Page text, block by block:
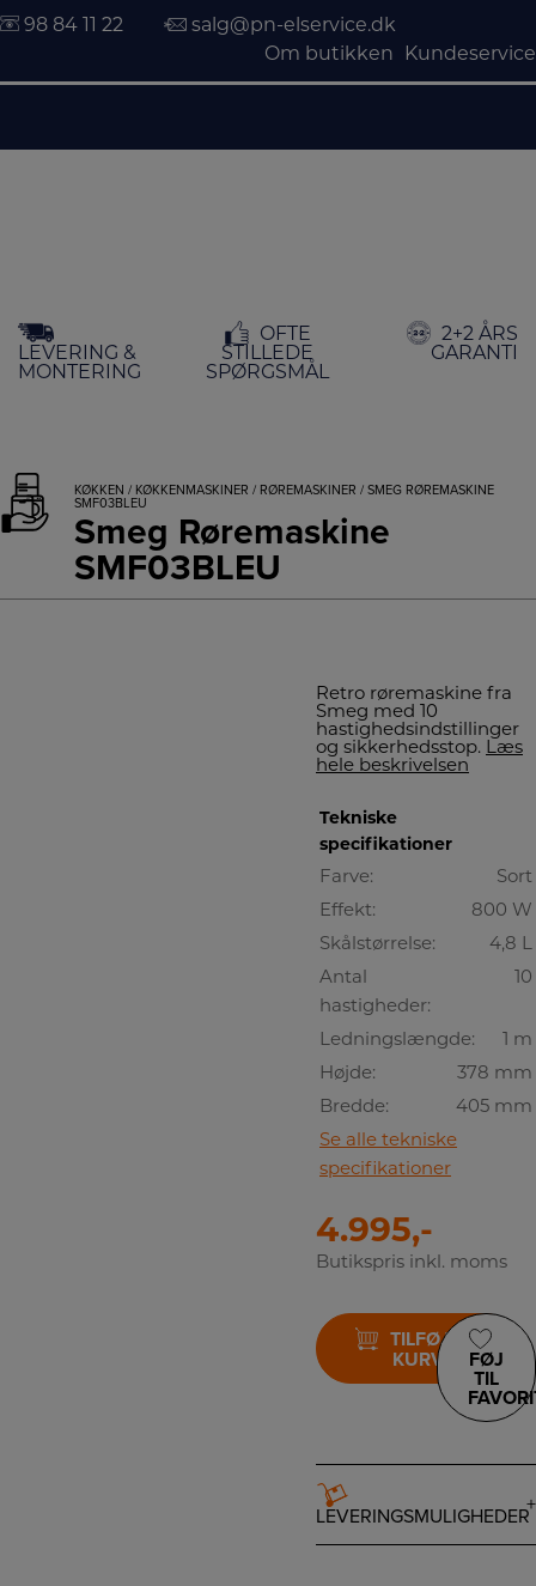
indholdet
98 84 11 22
salg@pn-elservice.dk
Om butikken
Kundeservice
LEVERING &
MONTERING
OFTE
STILLEDE
SPØRGSMÅL
2+2 ÅRS
GARANTI
KØKKEN / KØKKENMASKINER / RØREMASKINER / SMEG RØREMASKINE
SMF03BLEU
Smeg Røremaskine
SMF03BLEU
Retro røremaskine fra
Smeg med 10
hastighedsindstillinger
og sikkerhedsstop. Læs
hele beskrivelsen
Tekniske
specifikationer
Farve:
Sort
Effekt:
800 W
Skålstørrelse:
4,8 L
Antal
hastigheder:
10
Ledningslængde:
1 m
Højde:
378 mm
Bredde:
405 mm
Se alle tekniske
specifikationer
4.995,-
Butikspris inkl. moms
TILFØJ TIL
KURV
FØJ
TIL
LEVERINGSMULIGHEDER